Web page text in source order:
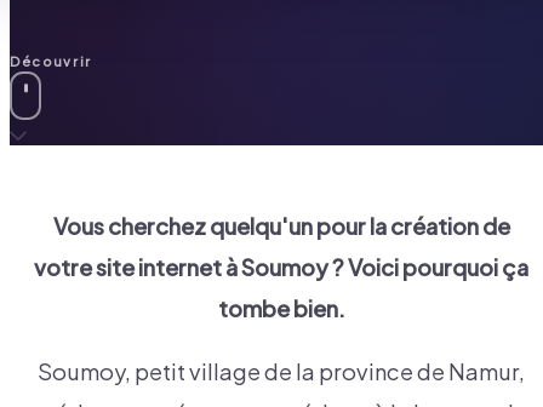
Découvrir
Vous cherchez quelqu'un pour la création de
votre site internet àSoumoy? Voici pourquoi ça
tombe bien.
Soumoy, petit village de la province de Namur,